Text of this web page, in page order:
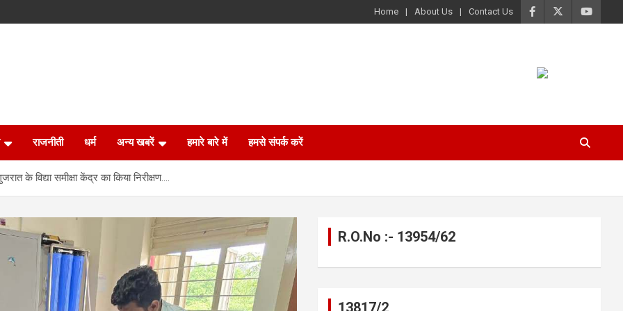
Home About Us Contact Us
राजनीती धर्म अन्य खबरें हमारे बारे में हमसे संपर्क करें
के विद्या समीक्षा केंद्र का किया निरीक्षण….
R.O.No :- 13954/62
13817/2